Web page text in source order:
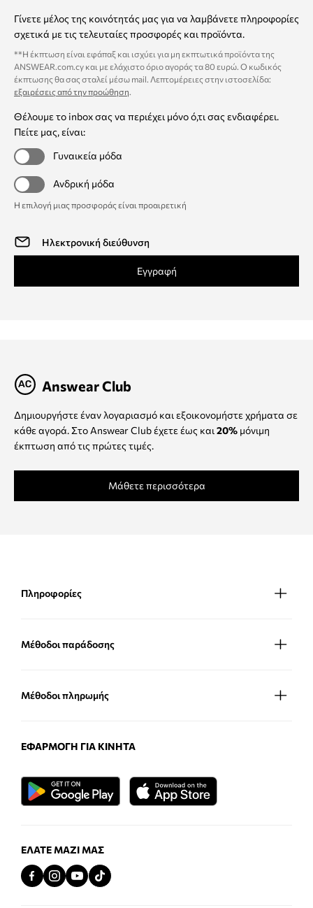
Γίνετε μέλος της κοινότητάς μας για να λαμβάνετε πληροφορίες
σχετικά με τις τελευταίες προσφορές και προϊόντα.
**Η έκπτωση είναι εφάπαξ και ισχύει για μη εκπτωτικά προϊόντα της
ANSWEAR.com.cy και με ελάχιστο όριο αγοράς τα 80 ευρώ. Ο κωδικός
έκπτωσης θα σας σταλεί μέσω mail. Λεπτομέρειες στην ιστοσελίδα:
εξαιρέσεις από την προώθηση.
Θέλουμε το inbox σας να περιέχει μόνο ό,τι σας ενδιαφέρει.
Πείτε μας, είναι:
Γυναικεία μόδα
Ανδρική μόδα
Η επιλογή μιας προσφοράς είναι προαιρετική
Εγγραφή
Answear Club
Δημιουργήστε έναν λογαριασμό και εξοικονομήστε χρήματα σε
κάθε αγορά. Στο Answear Club έχετε έως και 20% μόνιμη
έκπτωση από τις πρώτες τιμές.
Μάθετε περισσότερα
Πληροφορίες
Μέθοδοι παράδοσης
Μέθοδοι πληρωμής
ΕΦΑΡΜΟΓΉ ΓΙΑ ΚΙΝΗΤΆ
ΕΛΆΤΕ ΜΑΖΊ ΜΑΣ